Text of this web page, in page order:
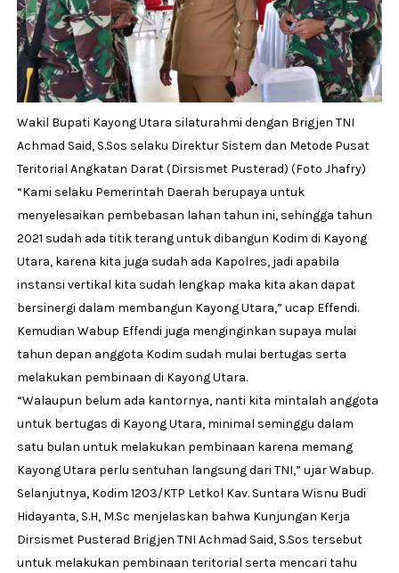
Wakil Bupati Kayong Utara silaturahmi dengan Brigjen TNI
Achmad Said, S.Sos selaku Direktur Sistem dan Metode Pusat
Teritorial Angkatan Darat (Dirsismet Pusterad) (Foto Jhafry)
“Kami selaku Pemerintah Daerah berupaya untuk
menyelesaikan pembebasan lahan tahun ini, sehingga tahun
2021 sudah ada titik terang untuk dibangun Kodim di Kayong
Utara, karena kita juga sudah ada Kapolres, jadi apabila
instansi vertikal kita sudah lengkap maka kita akan dapat
bersinergi dalam membangun Kayong Utara,” ucap Effendi.
Kemudian Wabup Effendi juga menginginkan supaya mulai
tahun depan anggota Kodim sudah mulai bertugas serta
melakukan pembinaan di Kayong Utara.
“Walaupun belum ada kantornya, nanti kita mintalah anggota
untuk bertugas di Kayong Utara, minimal seminggu dalam
satu bulan untuk melakukan pembinaan karena memang
Kayong Utara perlu sentuhan langsung dari TNI,” ujar Wabup.
Selanjutnya, Kodim 1203/KTP Letkol Kav. Suntara Wisnu Budi
Hidayanta, S.H, M.Sc menjelaskan bahwa Kunjungan Kerja
Dirsismet Pusterad Brigjen TNI Achmad Said, S.Sos tersebut
untuk melakukan pembinaan teritorial serta mencari tahu